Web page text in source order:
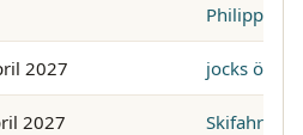
Philippi &
2027 jocks
2027
Skifahren